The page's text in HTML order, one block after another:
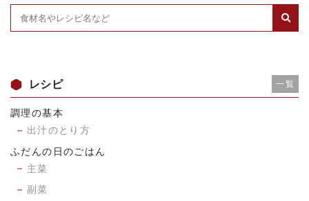
レシピ 一覧
調理の基本
出汁のとり方
ふだんの日のごはん
主菜
副菜